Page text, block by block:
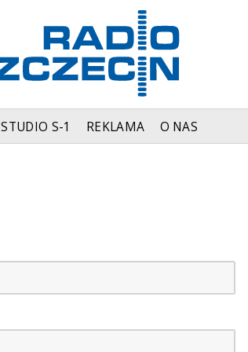
STUDIO S-1 REKLAMA O NAS